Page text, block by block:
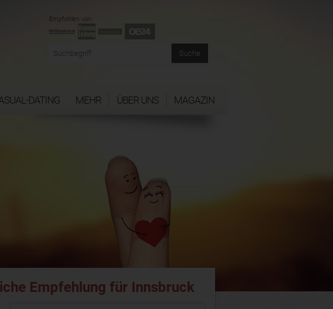
Empfohlen von:
DATING MEHR ÜBER UNS MAGAZIN
Empfehlung für Innsbruck